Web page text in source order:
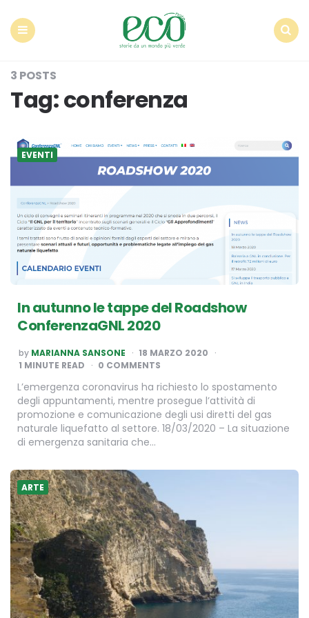
3 POSTS
Tag:conferenza
EVENTI
In autunno le tappe del Roadshow
ConferenzaGNL 2020
POSTED
BY
by MARIANNA SANSONE
18 MARZO 2020
1 MINUTE READ 0 COMMENTS
L’emergenza coronavirus ha richiesto lo spostamento
degli appuntamenti, mentre prosegue l’attività di
promozione e comunicazione degli usi diretti del gas
naturale liquefatto al settore. 18/03/2020 – La situazione
di emergenza sanitaria che…
ARTE